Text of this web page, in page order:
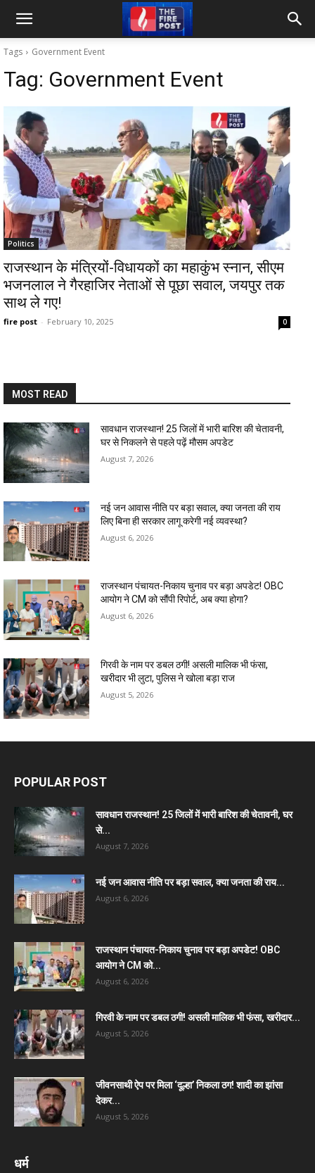
Tags Government Event
Tag: Government Event
Politics
राजस्थान के मंत्रियों-विधायकों का महाकुंभ स्नान, सीएम
भजनलाल ने गैरहाजिर नेताओं से पूछा सवाल, जयपुर तक
साथ ले गए!
fire post - February 10, 2025 0
MOST READ
सावधान राजस्थान! 25 जिलों में भारी बारिश की चेतावनी,
घर से निकलने से पहले पढ़ें मौसम अपडेट
August 7, 2026
नई जन आवास नीति पर बड़ा सवाल, क्या जनता की राय
लिए बिना ही सरकार लागू करेगी नई व्यवस्था?
August 6, 2026
राजस्थान पंचायत-निकाय चुनाव पर बड़ा अपडेट! OBC
आयोग ने CM को सौंपी रिपोर्ट, अब क्या होगा?
August 6, 2026
गिरवी के नाम पर डबल ठगी! असली मालिक भी फंसा,
खरीदार भी लुटा, पुलिस ने खोला बड़ा राज
August 5, 2026
POPULAR POST
सावधान राजस्थान! 25 जिलों में भारी बारिश की चेतावनी, घर
से...
August 7, 2026
नई जन आवास नीति पर बड़ा सवाल, क्या जनता की राय...
August 6, 2026
राजस्थान पंचायत-निकाय चुनाव पर बड़ा अपडेट! OBC
आयोग ने CM को...
August 6, 2026
गिरवी के नाम पर डबल ठगी! असली मालिक भी फंसा, खरीदार...
August 5, 2026
जीवनसाथी ऐप पर मिला ‘दूल्हा’ निकला ठग! शादी का झांसा
देकर...
August 5, 2026
धर्म